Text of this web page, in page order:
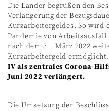
Die Länder begrüßen den
Verlängerung der
Kurzarbeitergeldes. So wird
Pandemie von
nach dem 31. März 2022
Kurzarbeitergeld
IV als zentrales Corona-
Juni 2022 verlängert.
Die Umsetzung der